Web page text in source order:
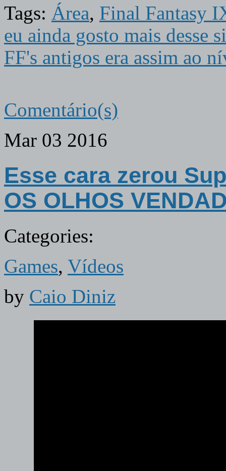
Tags: Área, Final Fantasy
eu ainda gosto mais desse
FF's antigos era assim ao
Comentário(s)
Mar 03 2016
Esse cara zerou
OS OLHOS
Categories:
Games, Vídeos
by Caio Diniz